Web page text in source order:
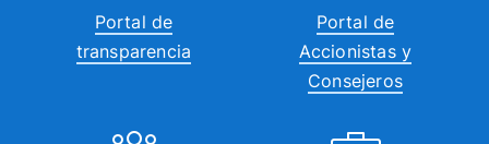
Portal de
transparencia
Portal de
Accionistas y
Consejeros